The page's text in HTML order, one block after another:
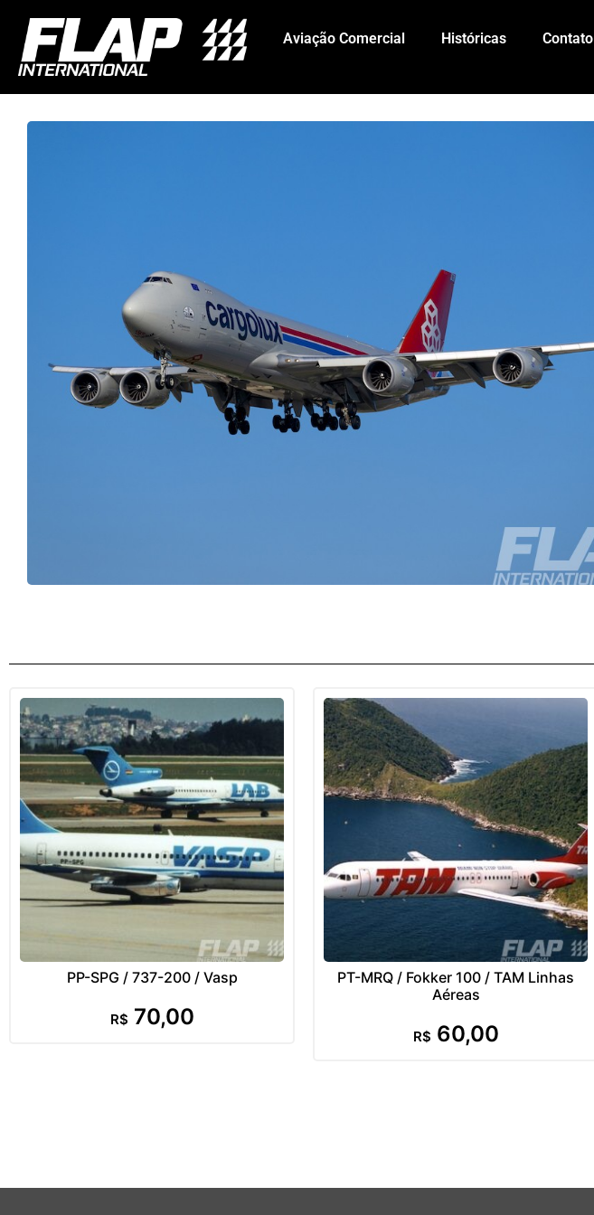
Aviação Comercial Históricas Contato
PP-SPG / 737-200 / Vasp
R$ 70,00
PT-MRQ / Fokker 100 / TAM Linhas
Aéreas
R$ 60,00